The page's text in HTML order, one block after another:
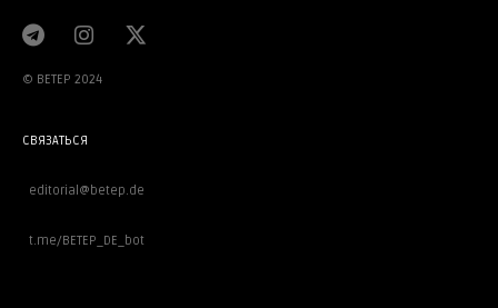
© BETEP 2024
СВЯЗАТЬСЯ
editorial@betep.de
t.me/BETEP_DE_bot